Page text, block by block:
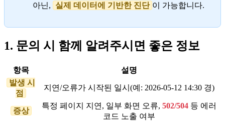
아닌,
실제 데이터에 기반한 진단 이 가능합니다.
1. 문의 시 함께 알려주시면 좋은 정보
항목
설명
발생 시
점
지연/오류가 시작된 일시(예: 2026-05-12 14:30 경)
증상
특정 페이지 지연, 일부 화면 오류, 502/504등 에러
코드 노출 여부